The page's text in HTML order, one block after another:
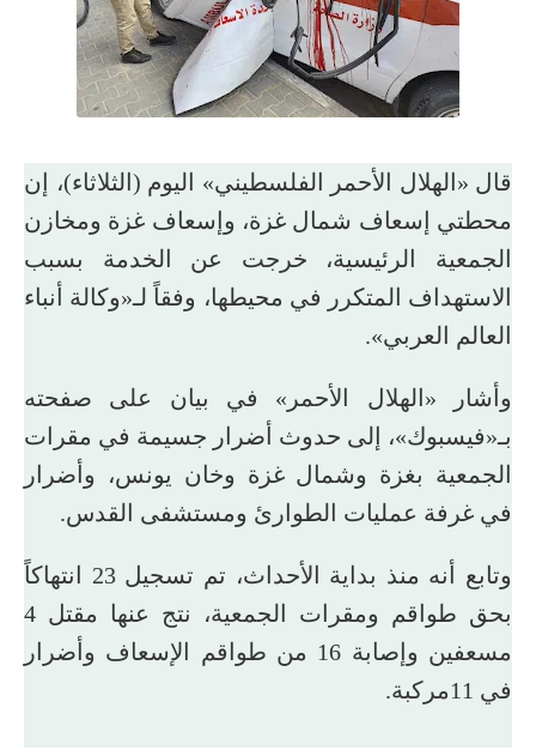
قال «الهلال الأحمر الفلسطيني» اليوم (الثلاثاء)، إن
محطتي إسعاف شمال غزة، وإسعاف غزة ومخازن
الجمعية الرئيسية، خرجت عن الخدمة بسبب
الاستهداف المتكرر في محيطها، وفقاً لـ«وكالة أنباء
العالم العربي».
وأشار «الهلال الأحمر» في بيان على صفحته
بـ«فيسبوك»، إلى حدوث أضرار جسيمة في مقرات
الجمعية بغزة وشمال غزة وخان يونس، وأضرار
في غرفة عمليات الطوارئ ومستشفى القدس.
وتابع أنه منذ بداية الأحداث، تم تسجيل 23 انتهاكاً
بحق طواقم ومقرات الجمعية، نتج عنها مقتل 4
مسعفين وإصابة 16 من طواقم الإسعاف وأضرار
في 11مركبة.